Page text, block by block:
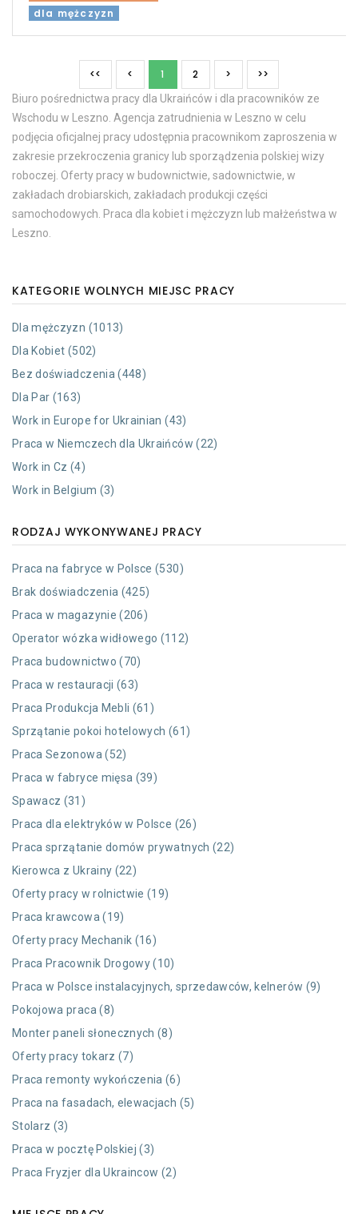
dla mężczyzn
<< < 1 2 > >>
Biuro pośrednictwa pracy dla Ukraińców i dla pracowników ze
Wschodu w Leszno. Agencja zatrudnienia w Leszno w celu
podjęcia oficjalnej pracy udostępnia pracownikom zaproszenia w
zakresie przekroczenia granicy lub sporządzenia polskiej wizy
roboczej. Oferty pracy w budownictwie, sadownictwie, w
zakładach drobiarskich, zakładach produkcji części
samochodowych. Praca dla kobiet i mężczyzn lub małżeństwa w
Leszno.
KATEGORIE WOLNYCH MIEJSC PRACY
Dla mężczyzn (1013)
Dla Kobiet (502)
Bez doświadczenia (448)
Dla Par (163)
Work in Europe for Ukrainian (43)
Praca w Niemczech dla Ukraińców (22)
Work in Cz (4)
Work in Belgium (3)
RODZAJ WYKONYWANEJ PRACY
Praca na fabryce w Polsce (530)
Brak doświadczenia (425)
Praca w magazynie (206)
Operator wózka widłowego (112)
Praca budownictwo (70)
Praca w restauracji (63)
Praca Produkcja Mebli (61)
Sprzątanie pokoi hotelowych (61)
Praca Sezonowa (52)
Praca w fabryce mięsa (39)
Spawacz (31)
Praca dla elektryków w Polsce (26)
Praca sprzątanie domów prywatnych (22)
Kierowca z Ukrainy (22)
Oferty pracy w rolnictwie (19)
Praca krawcowa (19)
Oferty pracy Mechanik (16)
Praca Pracownik Drogowy (10)
Praca w Polsce instalacyjnych, sprzedawców, kelnerów (9)
Pokojowa praca (8)
Monter paneli słonecznych (8)
Oferty pracy tokarz (7)
Praca remonty wykończenia (6)
Praca na fasadach, elewacjach (5)
Stolarz (3)
Praca w pocztę Polskiej (3)
Praca Fryzjer dla Ukraincow (2)